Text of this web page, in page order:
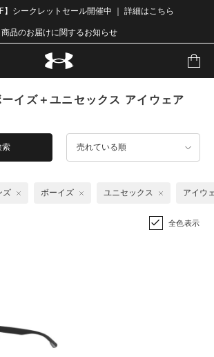
】シークレットセール開催中 ｜ 詳細はこちら
商品のお届けに関するお知らせ
イズ＋ユニセックス アイウェア
索 売れている順
ズ ボーイズ ユニセックス アイウ
全色表示